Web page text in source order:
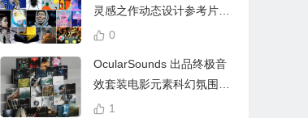
灵感之作动态设计参考片广
告视频动画短片合集
0
OcularSounds 出品终极音
效套装电影元素科幻氛围冲
击无人机音效素材包 Full Ac
1